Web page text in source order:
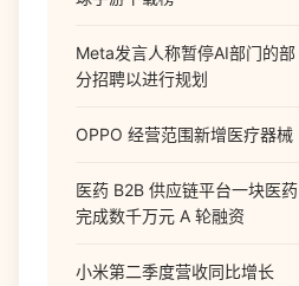
Meta发言人称暂停AI部门的部
分招聘以进行规划
OPPO 经营范围新增医疗器械
医药 B2B 供应链平台一块医药
完成数千万元 A 轮融资
小米第二季度营收同比增长